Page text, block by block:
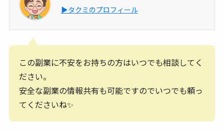
▶タクミのプロフィール
この副業に不安をお持ちの方はいつでも相談してく
ださい。
安全な副業の情報共有も可能ですのでいつでも頼っ
てくださいね✨